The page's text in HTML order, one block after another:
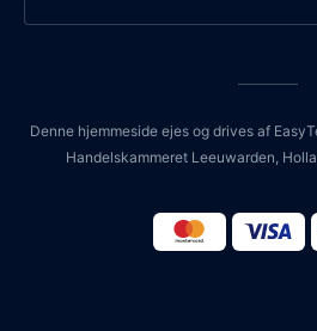
Denne hjemmeside ejes og drives af
Handelskammeret Leeuwarden,